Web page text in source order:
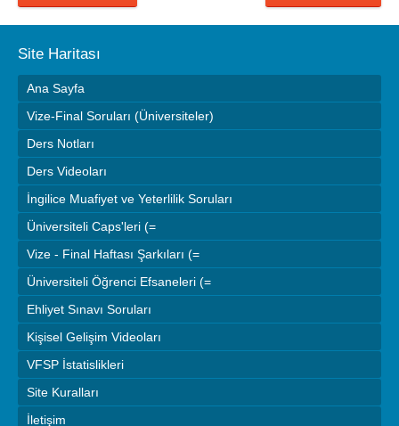
Site Haritası
Ana Sayfa
Vize-Final Soruları (Üniversiteler)
Ders Notları
Ders Videoları
İngilice Muafiyet ve Yeterlilik Soruları
Üniversiteli Caps'leri (=
Vize - Final Haftası Şarkıları (=
Üniversiteli Öğrenci Efsaneleri (=
Ehliyet Sınavı Soruları
Kişisel Gelişim Videoları
VFSP İstatislikleri
Site Kuralları
İletişim